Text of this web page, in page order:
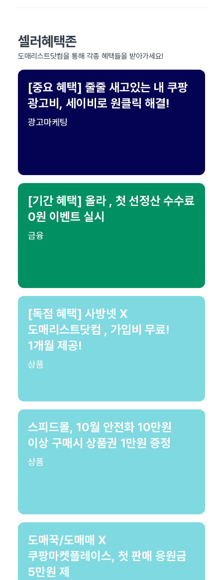
셀러혜택존
도매리스트닷컴을 통해 각종 혜택들을 받아가세요!
[중요 혜택] 줄줄 새고있는 내 쿠팡
광고비, 세이비로 원클릭 해결!
광고마케팅
[기간 혜택] 올라 , 첫 선정산 수수료
0원 이벤트 실시
금융
[독점 혜택] 사방넷 X
도매리스트닷컴 , 가입비 무료!
1개월 제공!
상품
스피드몰, 10월 안전화 10만원
이상 구매시 상품권 1만원 증정
상품
도매꾹/도매매 X
쿠팡마켓플레이스, 첫 판매 응원금
5만원 제